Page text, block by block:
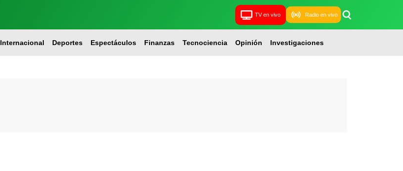
TV en vivo Radio en vivo
Internacional Deportes Espectáculos Finanzas Tecnociencia Opinión Investigaciones